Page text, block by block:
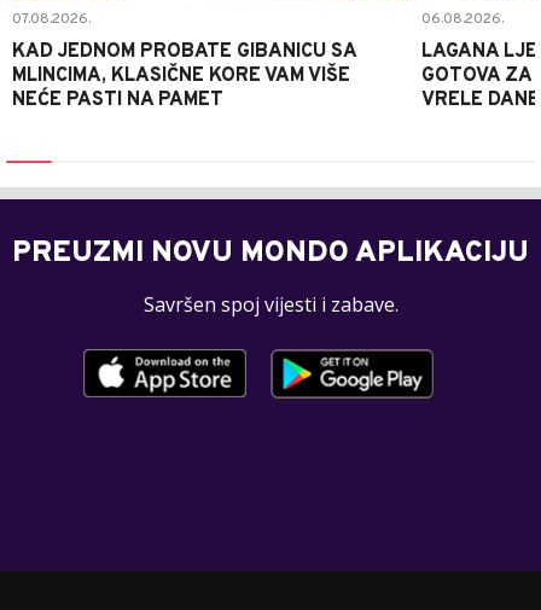
07.08.2026.
KAD JEDNOM PROBATE GIBANICU SA
MLINCIMA, KLASIČNE KORE VAM VIŠE
NEĆE PASTI NA PAMET
06.08.2026.
LAGANA
GOTOVA ZA
VRELE DANE
PREUZMI NOVU MONDO APLIKACIJU
Savršen spoj vijesti i zabave.